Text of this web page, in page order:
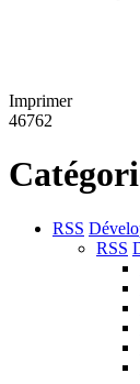
Imprimer
46762
RSS
RSS